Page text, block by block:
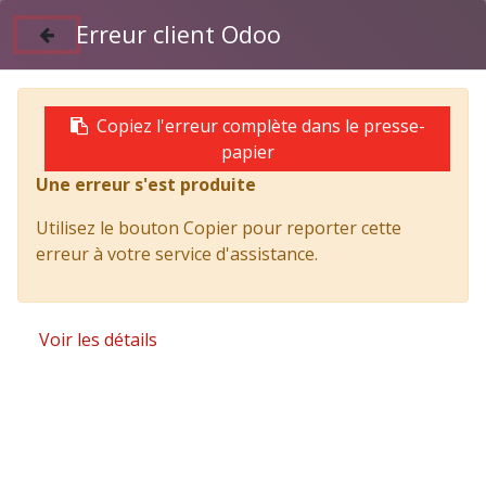
Suivez nous sur Facebook
Products
TITAN benne acier SL 3800 x 2300 et grue FASSI
F50A.23
Erreur client Odoo
Copiez l'erreur complète dans le presse-
papier
Une erreur s'est produite
Utilisez le bouton Copier pour reporter cette
erreur à votre service d'assistance.
Voir les détails